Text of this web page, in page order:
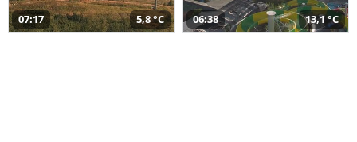
07:17 5,8 °C 06:38 13,1 °C